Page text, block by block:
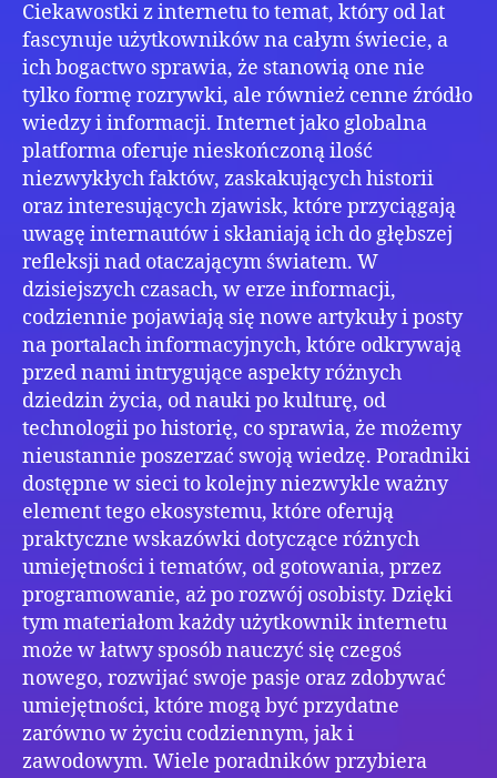
Ciekawostki z internetu to temat, który od lat
fascynuje użytkowników na całym świecie, a
ich bogactwo sprawia, że stanowią one nie
tylko formę rozrywki, ale również cenne źródło
wiedzy i informacji. Internet jako globalna
platforma oferuje nieskończoną ilość
niezwykłych faktów, zaskakujących historii
oraz interesujących zjawisk, które przyciągają
uwagę internautów i skłaniają ich do głębszej
refleksji nad otaczającym światem. W
dzisiejszych czasach, w erze informacji,
codziennie pojawiają się nowe artykuły i posty
na portalach informacyjnych, które odkrywają
przed nami intrygujące aspekty różnych
dziedzin życia, od nauki po kulturę, od
technologii po historię, co sprawia, że możemy
nieustannie poszerzać swoją wiedzę. Poradniki
dostępne w sieci to kolejny niezwykle ważny
element tego ekosystemu, które oferują
praktyczne wskazówki dotyczące różnych
umiejętności i tematów, od gotowania, przez
programowanie, aż po rozwój osobisty. Dzięki
tym materiałom każdy użytkownik internetu
może w łatwy sposób nauczyć się czegoś
nowego, rozwijać swoje pasje oraz zdobywać
umiejętności, które mogą być przydatne
zarówno w życiu codziennym, jak i
zawodowym. Wiele poradników przybiera